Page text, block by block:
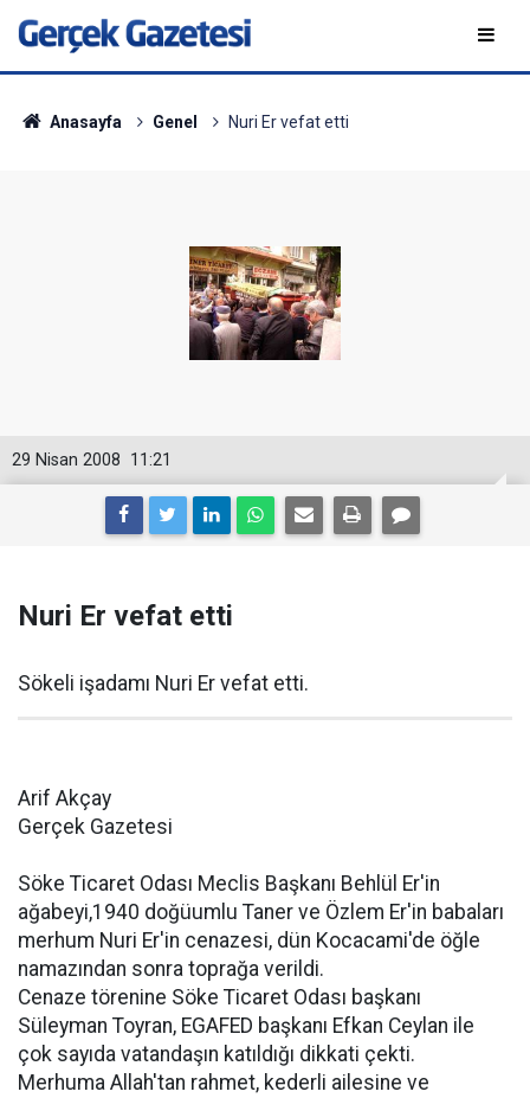
Anasayfa Genel Nuri Er vefat etti
11:21
29 Nisan 2008
Nuri Er vefat etti
Sökeli işadamı Nuri Er vefat etti.
Arif Akçay
Gerçek Gazetesi
Söke Ticaret Odası Meclis Başkanı Behlül Er'in
ağabeyi,1940 doğüumlu Taner ve Özlem Er'in babaları
merhum Nuri Er'in cenazesi, dün Kocacami'de öğle
namazından sonra toprağa verildi.
Cenaze törenine Söke Ticaret Odası başkanı
Süleyman Toyran, EGAFED başkanı Efkan Ceylan ile
çok sayıda vatandaşın katıldığı dikkati çekti.
Merhuma Allah'tan rahmet, kederli ailesine ve